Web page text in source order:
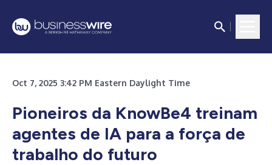
Oct 7, 2025 3:42 PM Eastern Daylight Time
Pioneiros da KnowBe4 treinam
agentes de IA para a força de
trabalho do futuro